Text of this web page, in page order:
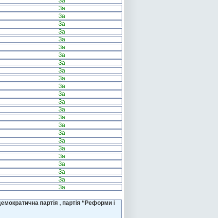
За
За
За
За
За
За
За
За
За
За
За
За
За
За
За
За
За
За
За
За
За
За
За
За
партія , партія “Реформи і